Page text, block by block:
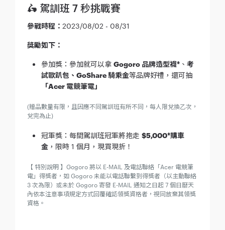
🛵 駕訓班 7 秒挑戰賽
參戰時程： 2023/08/02 - 08/31
獎勵如下：
參加獎：參加就可以拿 Gogoro 品牌造型襪* 、 考
試歐趴包、GoShare 騎乘金等品牌好禮，還可抽
「Acer 電競筆電」
(贈品數量有限，且因應不同駕訓班有所不同，每人限兌換乙次，
兌完為止)
冠軍獎：每間駕訓班冠軍將抱走 $5,000*購車
金 ，限時 1 個月，現買現折！
【 特別說明 】Gogoro 將以 E-MAIL 及電話聯絡「Acer 電競筆
電」得獎者，如 Gogoro 未能以電話聯繫到得獎者（以主動聯絡
3 次為限）或未於 Gogoro 寄發 E-MAIL 通知之日起 7 個日曆天
內依本注意事項規定方式回覆確認領獎資格者，視同放棄其領獎
資格。